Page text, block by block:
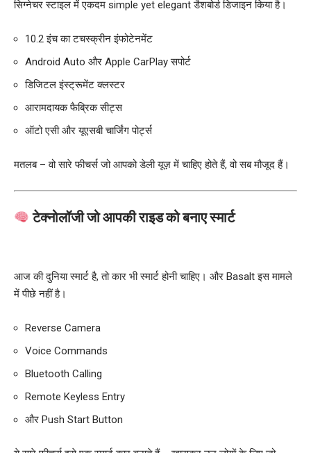
सिग्नेचर स्टाइल में एकदम simple yet elegant डैशबोर्ड डिजाइन किया है।
10.2 इंच का टचस्क्रीन इंफोटेनमेंट
Android Auto और Apple CarPlay सपोर्ट
डिजिटल इंस्ट्रूमेंट क्लस्टर
आरामदायक फैब्रिक सीट्स
ऑटो एसी और यूएसबी चार्जिंग पोर्ट्स
मतलब – वो सारे फीचर्स जो आपको डेली यूज़ में चाहिए होते हैं, वो सब मौजूद हैं।
टेक्नोलॉजी जो आपकी राइड को बनाए स्मार्ट
आज की दुनिया स्मार्ट है, तो कार भी स्मार्ट होनी चाहिए। और Basalt इस मामले
में पीछे नहीं है।
Reverse Camera
Voice Commands
Bluetooth Calling
Remote Keyless Entry
और Push Start Button